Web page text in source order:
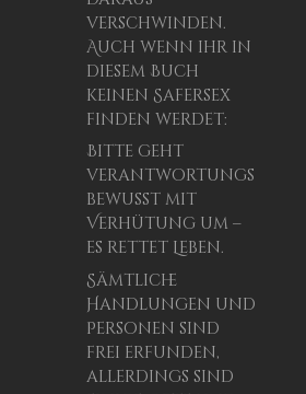
verschwinden.
Auch wenn ihr in
diesem Buch
keinen Safersex
finden werdet:
Bitte geht
verantwortungs
bewusst mit
Verhütung um –
es rettet Leben.
Sämtliche
Handlungen und
Personen sind
frei erfunden,
allerdings sind